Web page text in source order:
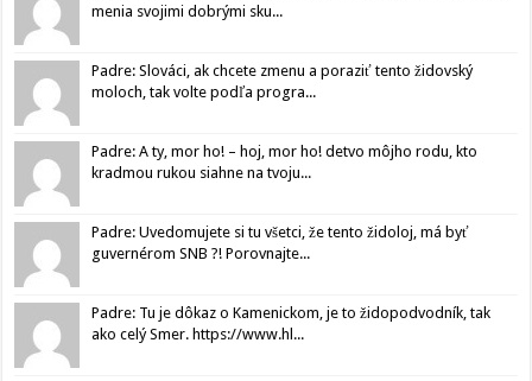
menia svojimi dobrými sku...
Padre: Slováci, ak chcete zmenu a poraziť tento židovský
moloch, tak volte podľa progra...
Padre: A ty, mor ho! – hoj, mor ho! detvo môjho rodu, kto
kradmou rukou siahne na tvoju...
Padre: Uvedomujete si tu všetci, že tento židoloj, má byť
guvernérom SNB ?! Porovnajte...
Padre: Tu je dôkaz o Kamenickom, je to židopodvodník, tak
ako celý Smer. https://www.hl...